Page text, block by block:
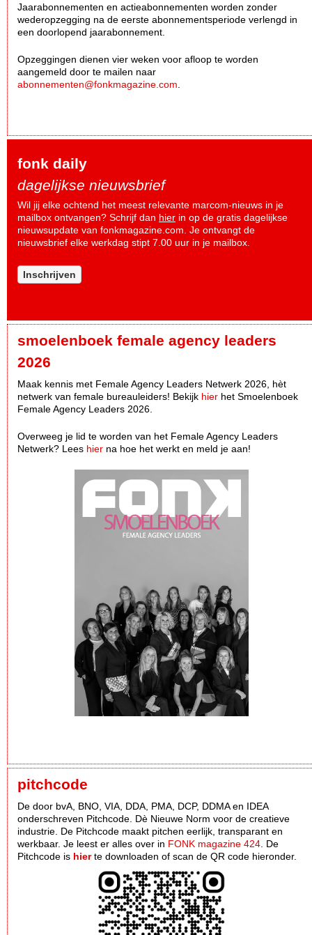
Jaarabonnementen en actieabonnementen worden zonder
wederopzegging na de eerste abonnementsperiode verlengd in
een doorlopend jaarabonnement.
Opzeggingen dienen vier weken voor afloop te worden
aangemeld door te mailen naar
abonnementen@fonkmagazine.com
fonk daily
dagelijkse nieuwsbrief
Wil jij elke ochtend het meest relevante marcom-nieuws in je
mailbox ontvangen? Schrijf dan hier in op de gratis dagelijkse
nieuwsupdate van fonkmagazine.com. Je ontvangt de
nieuwsbrief elke werkdag stipt 7.00 uur in je mailbox.
Inschrijven
smoelenboek female agency leaders
2026
Maak kennis met Female Agency Leaders Netwerk 2026, hèt
netwerk van female bureauleiders! Bekijk hier het Smoelenboek
Female Agency Leaders 2026.
Overweeg je lid te worden van het Female Agency Leaders
Netwerk? Lees hier na hoe het werkt en meld je aan!
pitchcode
De door bvA, BNO, VIA, DDA, PMA, DCP, DDMA en IDEA
onderschreven Pitchcode. Dè Nieuwe Norm voor de creatieve
industrie. De Pitchcode maakt pitchen eerlijk, transparant en
werkbaar. Je leest er alles over in FONK magazine 424 . De
Pitchcode is hierte downloaden of scan de QR code hieronder.